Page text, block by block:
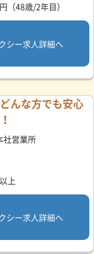
（48歳/2年目）
シー求人詳細へ
んな方でも安心
社営業所
上
シー求人詳細へ